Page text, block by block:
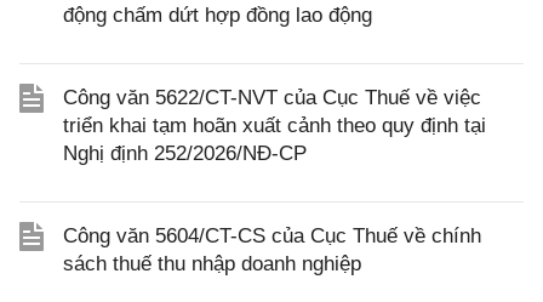
động chấm dứt hợp đồng lao động
Công văn 5622/CT-NVT của Cục Thuế về việc
triển khai tạm hoãn xuất cảnh theo quy định tại
Nghị định 252/2026/NĐ-CP
Công văn 5604/CT-CS của Cục Thuế về chính
sách thuế thu nhập doanh nghiệp